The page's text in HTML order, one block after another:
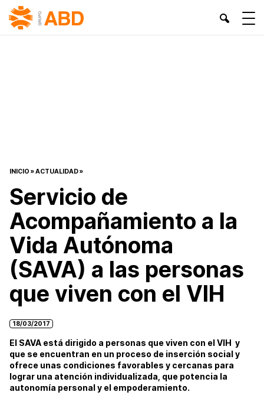
INICIO »ACTUALIDAD»
Servicio de
Acompañamiento a la
Vida Autónoma
(SAVA) a las personas
que viven con el VIH
18/03/2017
El SAVA está dirigido a personas que viven con el VIH y
que se encuentran en un proceso de inserción social y
ofrece unas condiciones favorables y cercanas para
lograr una atención individualizada, que potencia la
autonomía personal y el empoderamiento.